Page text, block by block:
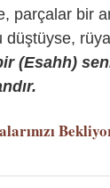
parçalar bir
(Esahh)